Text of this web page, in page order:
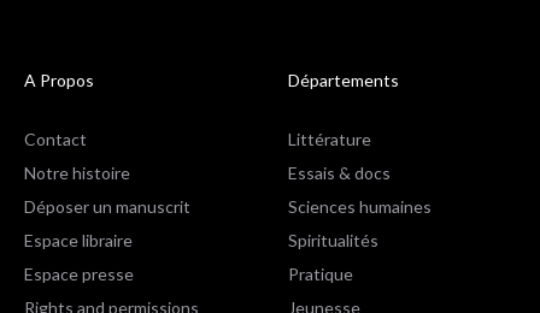
A Propos
Contact
Notre histoire
Déposer un manuscrit
Espace libraire
Espace presse
Rights and permissions
Départements
Littérature
Essais & docs
Sciences humaines
Spiritualités
Pratique
Jeunesse